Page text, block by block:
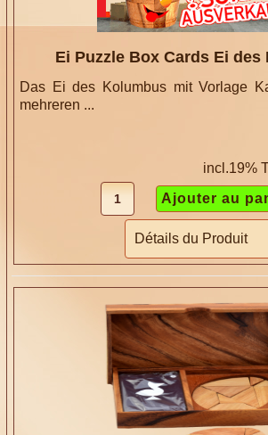
Ei Puzzle Box Cards Ei des
Das Ei des Kolumbus mit Vorlage
mehreren ...
incl.19%
Détails du Produit